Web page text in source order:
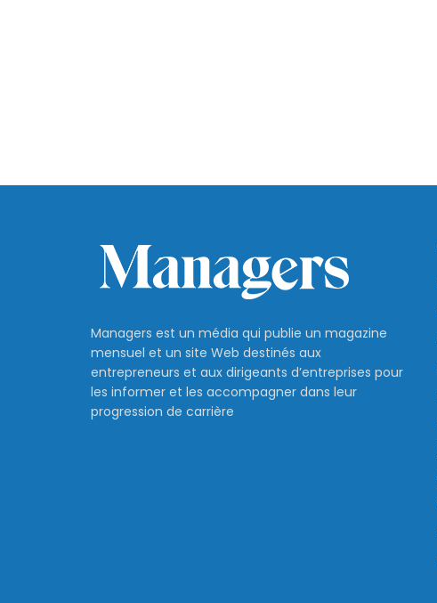
Managers est un média qui publie un magazine
mensuel et un site Web destinés aux
entrepreneurs et aux dirigeants d’entreprises pour
les informer et les accompagner dans leur
progression de carrière